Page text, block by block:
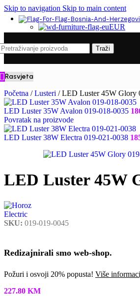
Skip to navigation Skip to main content
EUR
Traži
Rasvjeta
Početna / Lusteri / LED Luster 45W Glory
LED Luster 35W Avalon 019-018-0035
Povratak na proizvode
LED Luster 38W Electra 019-021-0038
LED Luster 45W
SKU: 019-019-0045
Redizajnirali smo web-shop.
Požuri i osvoji 20% popusta! Više
227.80 KM